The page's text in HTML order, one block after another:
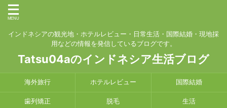
インドネシアの観光地・ホテルレビュー・日常生活・国際結婚・現地採
用などの情報を発信しているブログです。
Tatsu04aのインドネシア生活ブログ
海外旅行 ホテルレビュー 国際結婚
歯列矯正 脱毛 生活